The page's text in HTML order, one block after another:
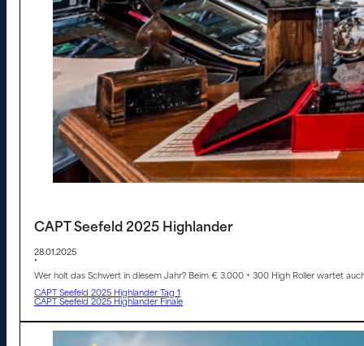
CAPT Seefeld 2025 Highlander
28.01.2025
•
Wer holt das Schwert in diesem Jahr? Beim € 3.000 + 300 High Roller wartet
CAPT Seefeld 2025 Highlander Tag 1
CAPT Seefeld 2025 Highlander Finale